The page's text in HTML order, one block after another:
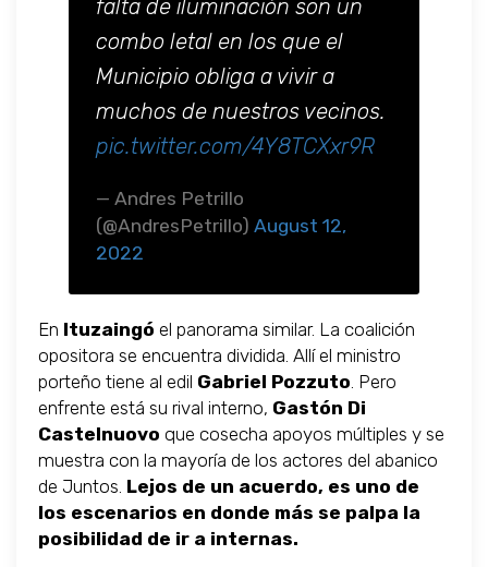
falta de iluminación son un
combo letal en los que el
Municipio obliga a vivir a
muchos de nuestros vecinos.
pic.twitter.com/4Y8TCXxr9R
— Andres Petrillo
(@AndresPetrillo)August 12,
2022
En Ituzaingó el panorama similar. La coalición
opositora se encuentra dividida. Allí el ministro
porteño tiene al edil Gabriel Pozzuto. Pero
enfrente está su rival interno, Gastón Di
Castelnuovo que cosecha apoyos múltiples y se
muestra con la mayoría de los actores del abanico
de Juntos. Lejos de un acuerdo, es uno de
los escenarios en donde más se palpa la
posibilidad de ir a internas.